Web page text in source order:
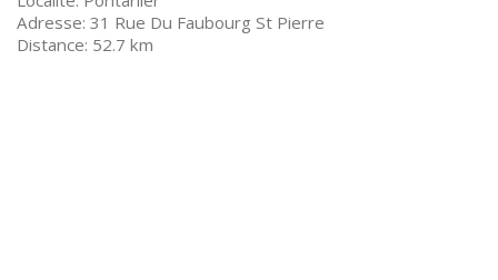
31 Rue Du Faubourg St Pierre
52.7 km